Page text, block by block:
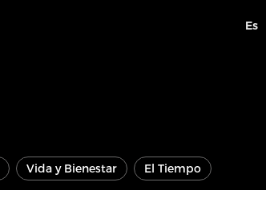
Es
Vida y Bienestar El Tiempo